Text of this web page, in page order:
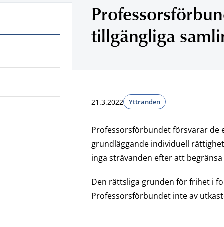
tillgängliga
21.3.2022 Yttranden
Professorsförbundet försvarar de
grundläggande individuell
inga strävanden efter att
Den rättsliga grunden för frihet i
Professorsförbundet inte av